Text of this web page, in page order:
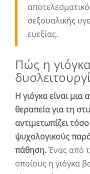
σεξουαλικής
ευεξίας.
Πώς η
Η γιόγκα είναι μια
θεραπεία για τη
αντιμετωπίζει
ψυχολογικούς
πάθηση.Ένας από
οποίους η γιόγκα